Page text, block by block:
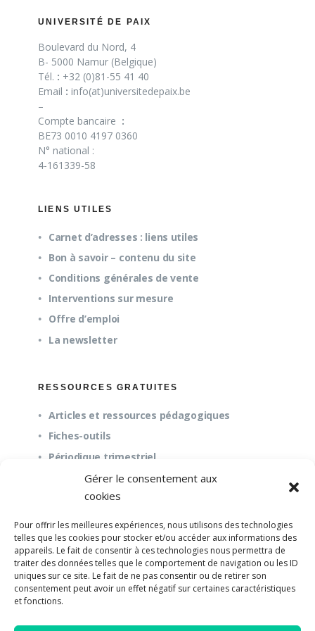
Gérer le consentement aux
cookies
Pour offrir les meilleures expériences, nous utilisons des technologies
telles que les cookies pour stocker et/ou accéder aux informations des
appareils. Le fait de consentir à ces technologies nous permettra de
traiter des données telles que le comportement de navigation ou les ID
uniques sur ce site. Le fait de ne pas consentir ou de retirer son
consentement peut avoir un effet négatif sur certaines caractéristiques
et fonctions.
UNIVERSITÉ DE PAIX
Boulevard du Nord, 4
B- 5000 Namur (Belgique)
Tél. : +32 (0)81-55 41 40
Email : info(at)universitedepaix.be
–
Compte bancaire :
BE73 0010 4197 0360
N° national :
4-161339-58
LIENS UTILES
Carnet d’adresses : liens utiles
Bon à savoir – contenu du site
Conditions générales de vente
Interventions sur mesure
Offre d’emploi
La newsletter
RESSOURCES GRATUITES
Articles et ressources pédagogiques
Fiches-outils
Périodique trimestriel
À propos
Questions fréquentes (FAQ)
Mission et pédagogie